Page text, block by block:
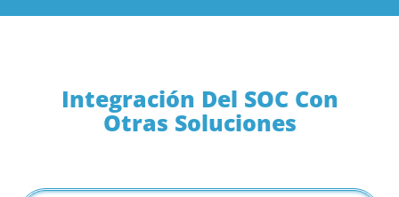
Integración Del SOC Con
Otras Soluciones